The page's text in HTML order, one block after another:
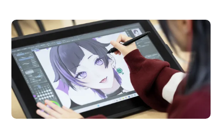
Campus Open